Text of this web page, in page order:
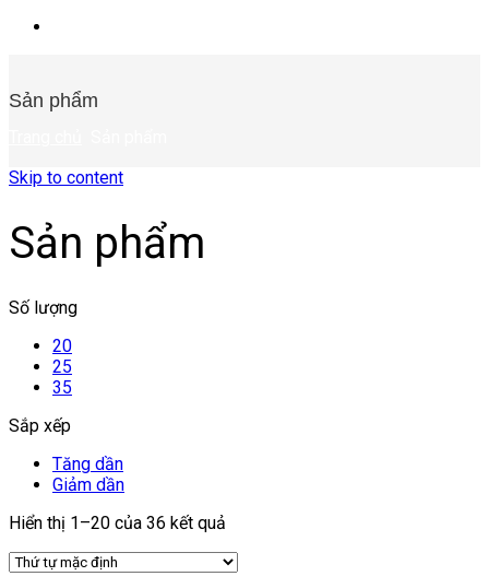
Sản phẩm
Skip to content
Sản phẩm
Số lượng
20
25
35
Sắp xếp
Tăng dần
Giảm dần
Hiển thị 1–20 của 36 kết quả